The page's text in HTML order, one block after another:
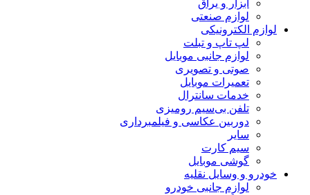
ابزار و یراق
لوازم صنعتی
لوازم الکترونیکی
لپ تاپ و تبلت
لوازم جانبی موبایل
صوتی و تصویری
تعمیرات موبایل
خدمات سانترال
تلفن بی‌سیم رومیزی
دوربین عکاسی و فیلمبرداری
سایر
سیم کارت
گوشی موبایل
خودرو و وسایل نقلیه
لوازم جانبی خودرو